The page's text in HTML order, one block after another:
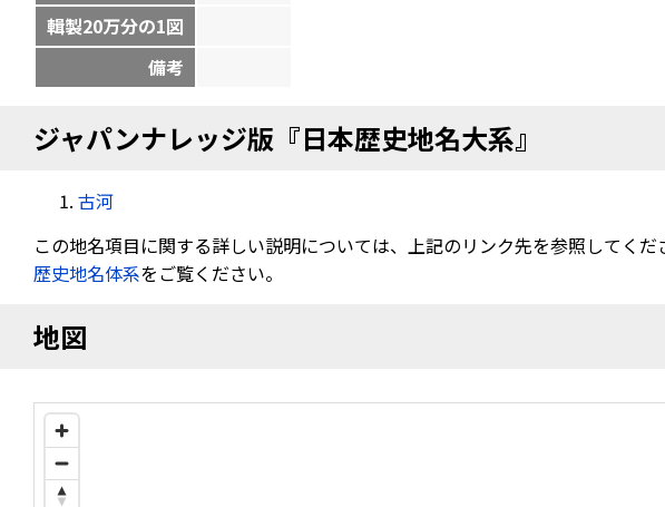
輯製20万分の1図
備考
ジャパンナレッジ版『日本歴史地名大系』
古河
この地名項目に関する詳しい説明については、上記のリンク先を参照してく
歴史地名体系をご覧ください。
地図